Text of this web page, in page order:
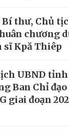
Bí thư, Chủ
chương
sĩ Kpă Thiêp
UBND
Ban Chỉ
giai đoạn